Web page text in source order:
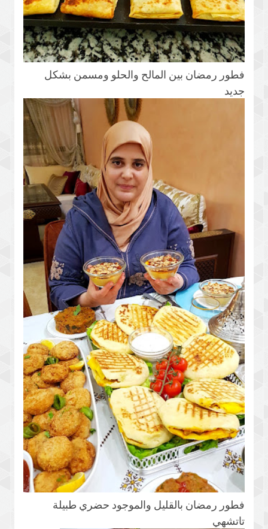
فطور رمضان بين المالح والحلو ومسمن بشكل
جديد
فطور رمضان بالقليل والموجود حضري طبيلة
تاتشهي